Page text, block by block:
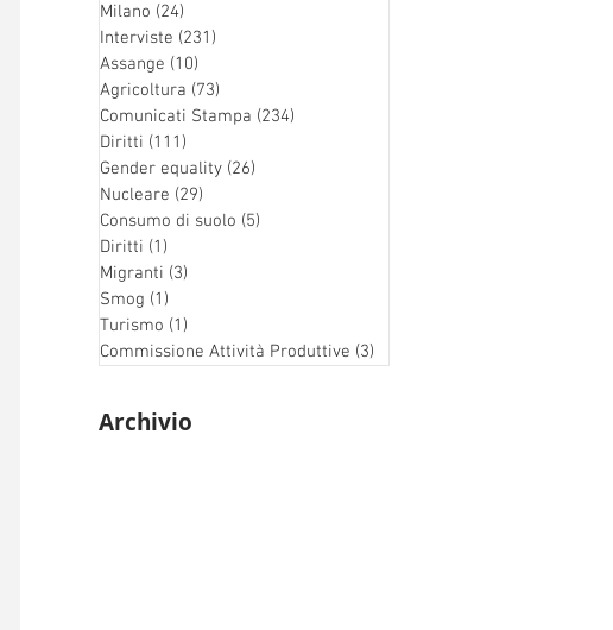
Milano (24)
Interviste (231)
Assange (10)
Agricoltura (73)
Comunicati Stampa (234)
Diritti (111)
Gender equality (26)
Nucleare (29)
Consumo di suolo (5)
Diritti (1)
Migranti (3)
Smog (1)
Turismo (1)
Commissione Attività Produttive (3)
Archivio